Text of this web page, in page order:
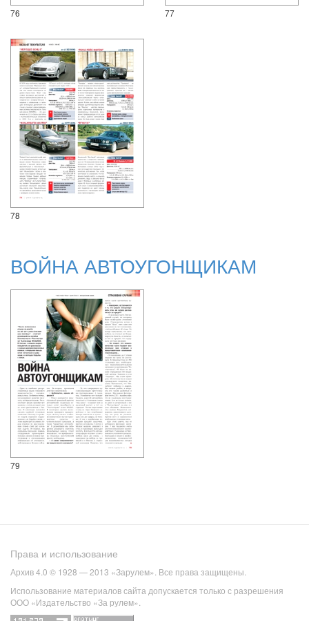
76 77
78
ВОЙНА АВТОУГОНЩИКАМ
79
Права и использование
Архив 4.0 © 1928 — 2013 «Зарулем». Все права защищены.
Использование материалов сайта допускается только с разрешения
ООО «Издательство «За рулем».